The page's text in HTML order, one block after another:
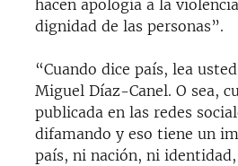
hacen apología a la
dignidad de las personas”.
“Cuando dice país, lea
Miguel Díaz-Canel. O sea,
publicada en las redes
difamando y eso tiene un
país, ni nación, ni